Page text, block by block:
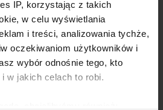
IP, korzystając z takich
w celu wyświetlania
i treści, analizowania tychże,
oczekiwaniom użytkowników i
wybór odnośnie tego, kto
w jakich celach to robi.
ARGENTUM
63393 6656